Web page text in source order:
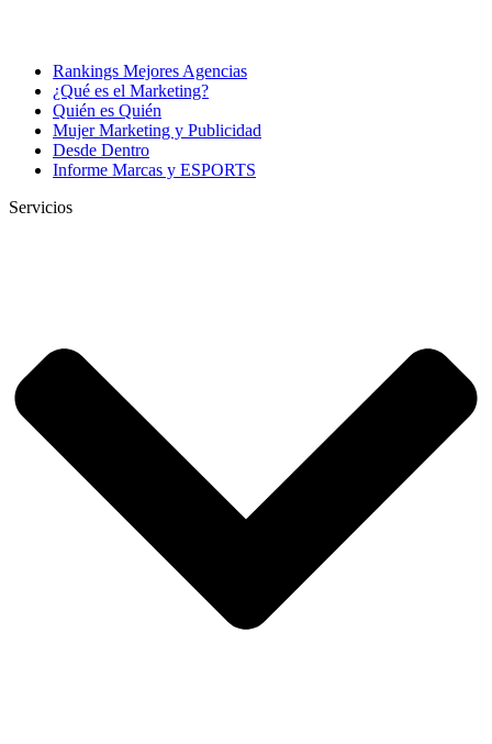
Rankings Mejores Agencias
¿Qué es el Marketing?
Quién es Quién
Mujer Marketing y Publicidad
Desde Dentro
Informe Marcas y ESPORTS
Servicios